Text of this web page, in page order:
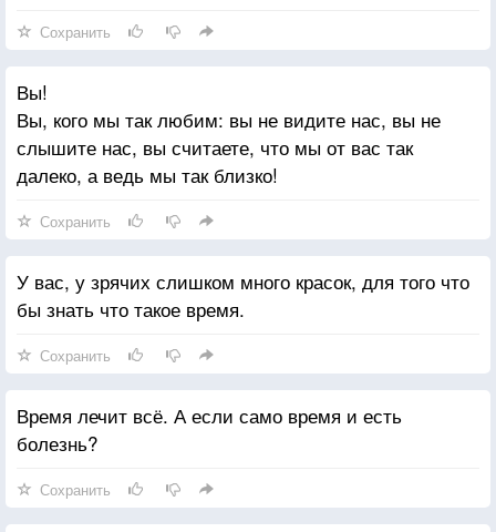
Сохранить
Вы!
Вы, кого мы так любим: вы не видите нас, вы не
слышите нас, вы считаете, что мы от вас так
далеко, а ведь мы так близко!
Сохранить
У вас, у зрячих слишком много красок, для того что
бы знать что такое время.
Сохранить
Время лечит всё. А если само время и есть
болезнь?
Сохранить